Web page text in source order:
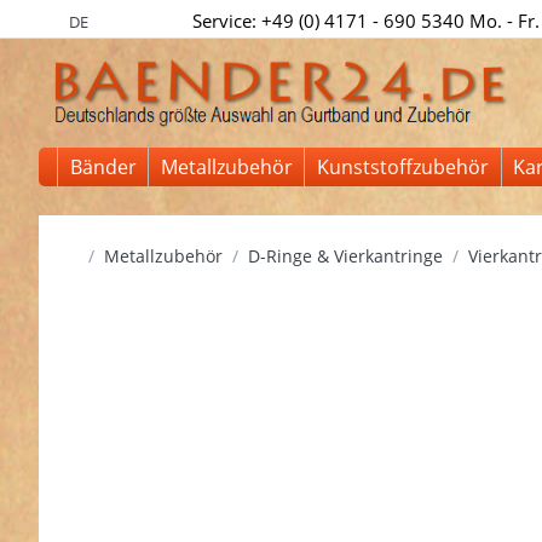
DE Service: +49 (0) 4171 - 690 5340 Mo. -
Bänder Metallzubehör Kunststoffzubehör
Startseite
Metallzubehör D-Ringe & Vierkantringe